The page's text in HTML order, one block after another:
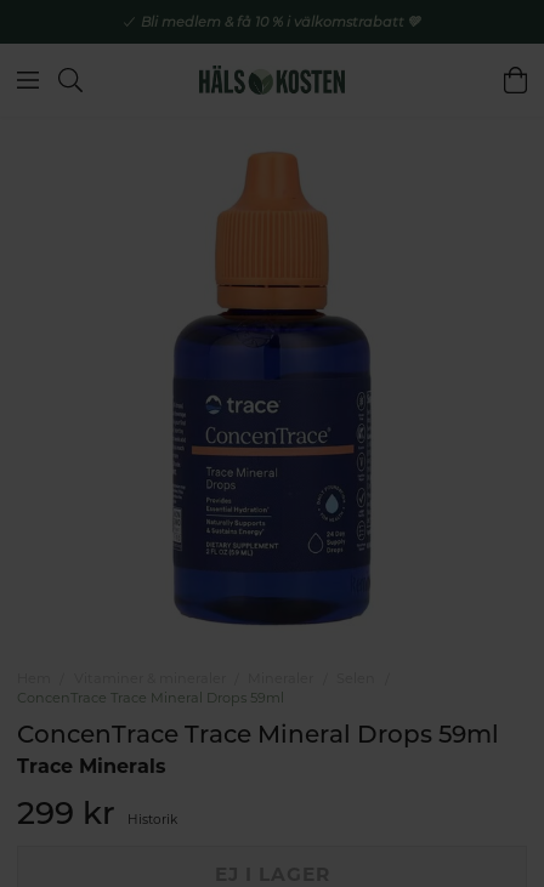
Bli medlem & få 10 % i välkomstrabatt 💚
ConcenTrace Trace Mineral Drops 59ml
ConcenTrace Trace Mineral Drops 59ml
Trace Minerals
299 kr Historik